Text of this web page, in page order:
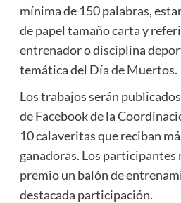
mínima de 150 palabras,
de papel tamaño carta y
entrenador o disciplina
temática del Día de Muertos.
Los trabajos serán
de Facebook de la
10 calaveritas que reciban
ganadoras. Los participantes
premio un balón de
destacada participación.